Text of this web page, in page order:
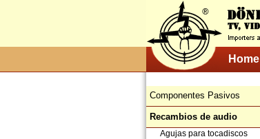
Home
Componentes Pasivos
Recambios de audio
Agujas para tocadiscos